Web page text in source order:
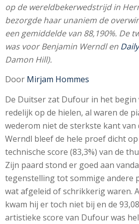
op de wereldbekerwedstrijd in
bezorgde haar unaniem de
een gemiddelde van 88,190%. De
was voor Benjamin Werndl en
Damon Hill).
Door Mirjam Hommes
De Duitser zat Dufour in het begin
redelijk op de hielen, al waren de
wederom niet de sterkste kant van
Werndl bleef de hele proef dicht op
technische score (83,3%) van de
Zijn paard stond er goed aan
tegenstelling tot sommige andere
wat afgeleid of schrikkerig waren.
kwam hij er toch niet bij en de
artistieke score van Dufour was